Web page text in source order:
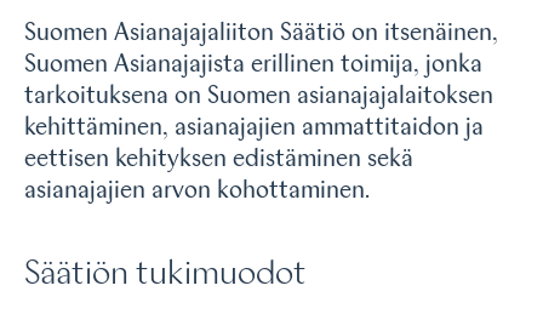
Suomen Asianajajaliiton Säätiö on itsenäinen,
Suomen Asianajajista erillinen toimija, jonka
tarkoituksena on Suomen asianajajalaitoksen
kehittäminen, asianajajien ammattitaidon ja
eettisen kehityksen edistäminen sekä
asianajajien arvon kohottaminen.
Säätiön tukimuodot